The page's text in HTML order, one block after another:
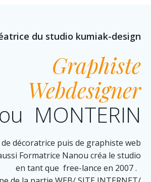
du studio kumiak-design
Graphiste
Webdesigner
MONTERIN
décoratrice puis de graphiste web
Formatrice Nanou créa le studio
en tant que free-lance en 2007 .